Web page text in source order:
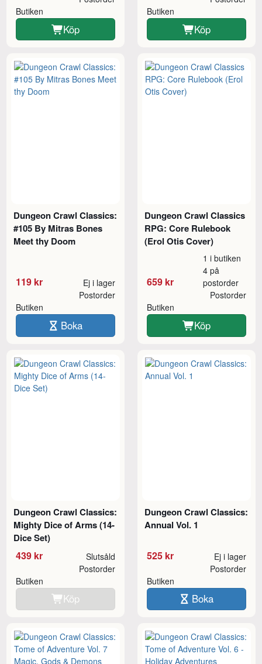
Butiken
Köp
Butiken
Köp
Dungeon Crawl Classics:
#105 By Mitras Bones
Meet thy Doom
119 kr Ej i lager
Butiken
Postorder
Boka
Dungeon Crawl Classics
RPG: Core Rulebook
(Erol Otis Cover)
659 kr
1 i butiken
4 på
postorder
Butiken
Postorder
Köp
Dungeon Crawl Classics:
Mighty Dice of Arms (14-
Dice Set)
439 kr Slutsåld
Butiken
Postorder
Köp
Dungeon Crawl Classics:
Annual Vol. 1
525 kr Ej i lager
Butiken
Postorder
Boka